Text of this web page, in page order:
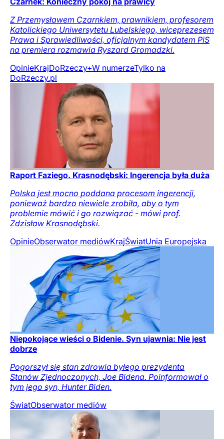
Z Przemysławem Czarnkiem, prawnikiem, profesorem
Katolickiego Uniwersytetu Lubelskiego, wiceprezesem
Prawa i Sprawiedliwości, oficjalnym kandydatem PiS
na premiera rozmawia Ryszard Gromadzki.
OpinieKrajDoRzeczy+W numerzeTylko na
DoRzeczy.pl
Raport Faziego. Krasnodębski: Ingerencja była duża
Polska jest mocno poddana procesom ingerencji,
ponieważ bardzo niewiele zrobiła, aby o tym
problemie mówić i go rozwiązać - mówi prof.
Zdzisław Krasnodębski.
OpinieObserwator mediówKrajŚwiatUnia Europejska
Niepokojące wieści o Bidenie. Syn ujawnia: Nie jest
dobrze
Pogorszył się stan zdrowia byłego prezydenta
Stanów Zjednoczonych, Joe Bidena. Poinformował o
tym jego syn, Hunter Biden.
ŚwiatObserwator mediów